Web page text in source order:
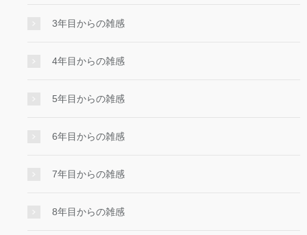
3年目からの雑感
4年目からの雑感
5年目からの雑感
6年目からの雑感
7年目からの雑感
8年目からの雑感